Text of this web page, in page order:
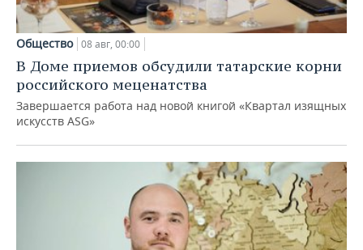
Общество 08 авг, 00:00
В Доме приемов обсудили татарские корни
российского меценатства
Завершается работа над новой книгой «Квартал изящных
искусств ASG»